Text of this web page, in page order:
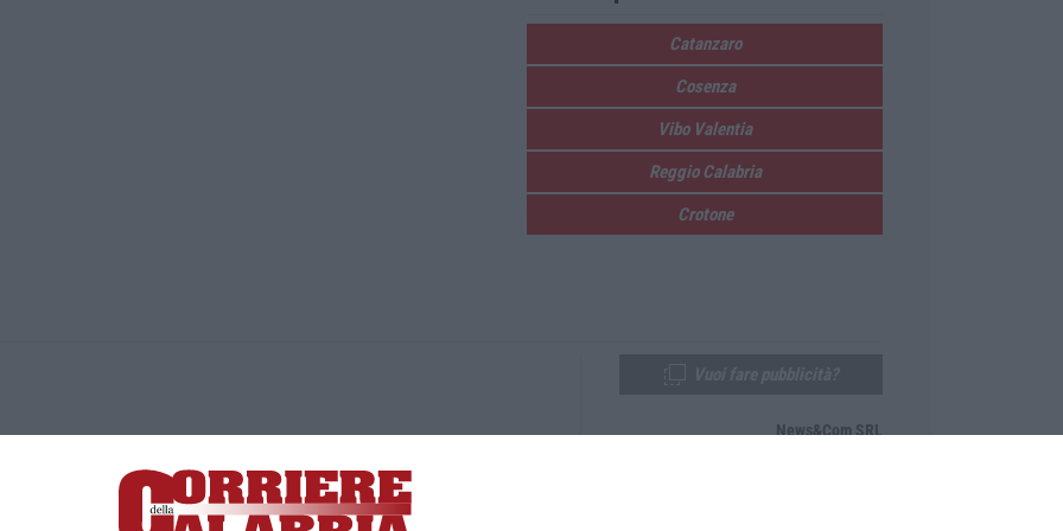
Catanzaro
Cosenza
Vibo Valentia
Reggio Calabria
Crotone
Lamezia Terme (CZ)
responsabile Paola Militano |Privacy
News&Com SRL